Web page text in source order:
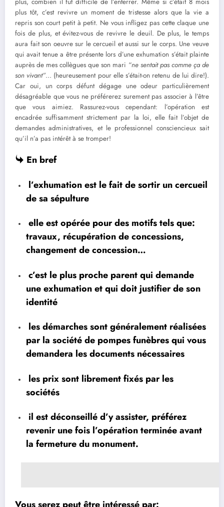
plus tôt, c’est revivre un moment de tristesse alors que la vie a
repris son court petit à petit. Ne vous infligez pas cette claque une
fois de plus, et évitez-vous de revivre le deuil. De plus, le temps
aura fait son oeuvre sur le cercueil et aussi sur le corps. Une veuve
qui avait tenue a être présente lors d’une exhumation s’était plainte
auprès de mes collègues que son mari “ne sentait pas comme ça de
son vivant”… (heureusement pour elle s’était-on retenu de lui dire!).
Car oui, un corps défunt dégage une odeur particulièrement
désagréable que vous ne préférerez surement pas associer à l’être
que vous aimiez. Rassurez-vous cependant: l’opération est
encadrée suffisamment strictement par la loi, elle fait l’objet de
demandes administratives, et le professionnel consciencieux sait
qu’il n’a pas intérêt à se tromper!
En bref
l’exhumation est le fait de sortir un cercueil
de sa sépulture
elle est opérée pour des motifs tels que:
travaux, récupération de concessions,
changement de concession…
c’est le plus proche parent qui demande
une exhumation et qui doit justifier de son
identité
les démarches sont généralement réalisées
par la société de pompes funèbres qui vous
demandera les documents nécessaires
les prix sont librement fixés par les
sociétés
il est déconseillé d’y assister, préférez
revenir une fois l’opération terminée avant
la fermeture du monument.
Vous serez peut être intéressé par: